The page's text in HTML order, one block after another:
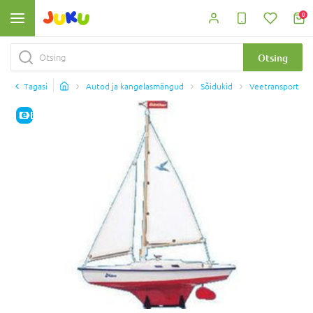
0
Otsing
Tagasi Autod ja kangelasmängud Sõidukid Veetransport
E-HIND